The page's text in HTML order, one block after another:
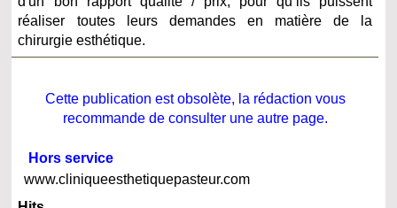
réaliser toutes leurs demandes en matière de la
chirurgie esthétique.
Cette publication est obsolète, la rédaction vous
recommande de consulter une autre page.
Hors service
www.cliniqueesthetiquepasteur.com